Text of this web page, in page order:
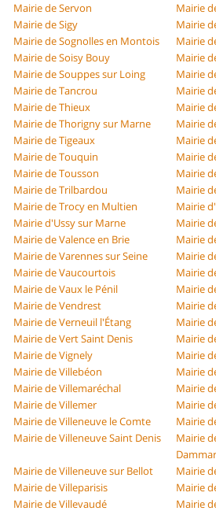
Mairie de Servon
Mairie
Mairie de Sigy
Mairie
Mairie de Sognolles en Montois
Mairie
Mairie de Soisy Bouy
Mairie
Mairie de Souppes sur Loing
Mairie
Mairie de Tancrou
Mairie
Mairie de Thieux
Mairie
Mairie de Thorigny sur Marne
Mairie
Mairie de Tigeaux
Mairie
Mairie de Touquin
Mairie
Mairie de Tousson
Mairie
Mairie de Trilbardou
Mairie
Mairie de Trocy en Multien
Mairie
Mairie d'Ussy sur Marne
Mairie
Mairie de Valence en Brie
Mairie
Mairie de Varennes sur Seine
Mairie
Mairie de Vaucourtois
Mairie
Mairie de Vaux le Pénil
Mairie
Mairie de Vendrest
Mairie
Mairie de Verneuil l'Étang
Mairie
Mairie de Vert Saint Denis
Mairie
Mairie de Vignely
Mairie
Mairie de Villebéon
Mairie
Mairie de Villemaréchal
Mairie
Mairie de Villemer
Mairie
Mairie de Villeneuve le Comte
Mairie
Mairie de Villeneuve Saint Denis
Mairie
Mairie de Villeneuve sur Bellot
Mairie
Mairie de Villeparisis
Mairie
Mairie de Villevaudé
Mairie